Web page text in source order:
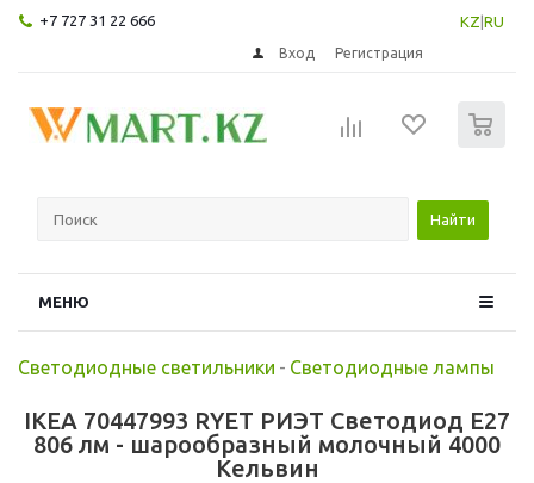
+7 727 31 22 666 KZ RU
Вход Регистрация
Найти
МЕНЮ
Светодиодные светильники - Светодиодные лампы
IKEA 70447993 RYET РИЭТ Светодиод E27
806 лм - шарообразный молочный 4000
Кельвин